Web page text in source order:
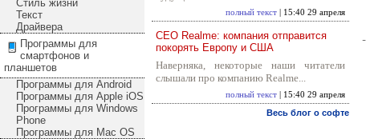
Стиль жизни
Текст
Драйвера
Программы для
смартфонов и
планшетов
Программы для Android
Программы для Apple iOS
Программы для Windows
Phone
Программы для Mac OS
полный текст | 15:40 29 апреля
CEO Realme: компания отправится
покорять Европу и США
Наверняка, некоторые наши читатели
слышали про компанию Realme...
полный текст | 15:40 29 апреля
Весь блог о софте